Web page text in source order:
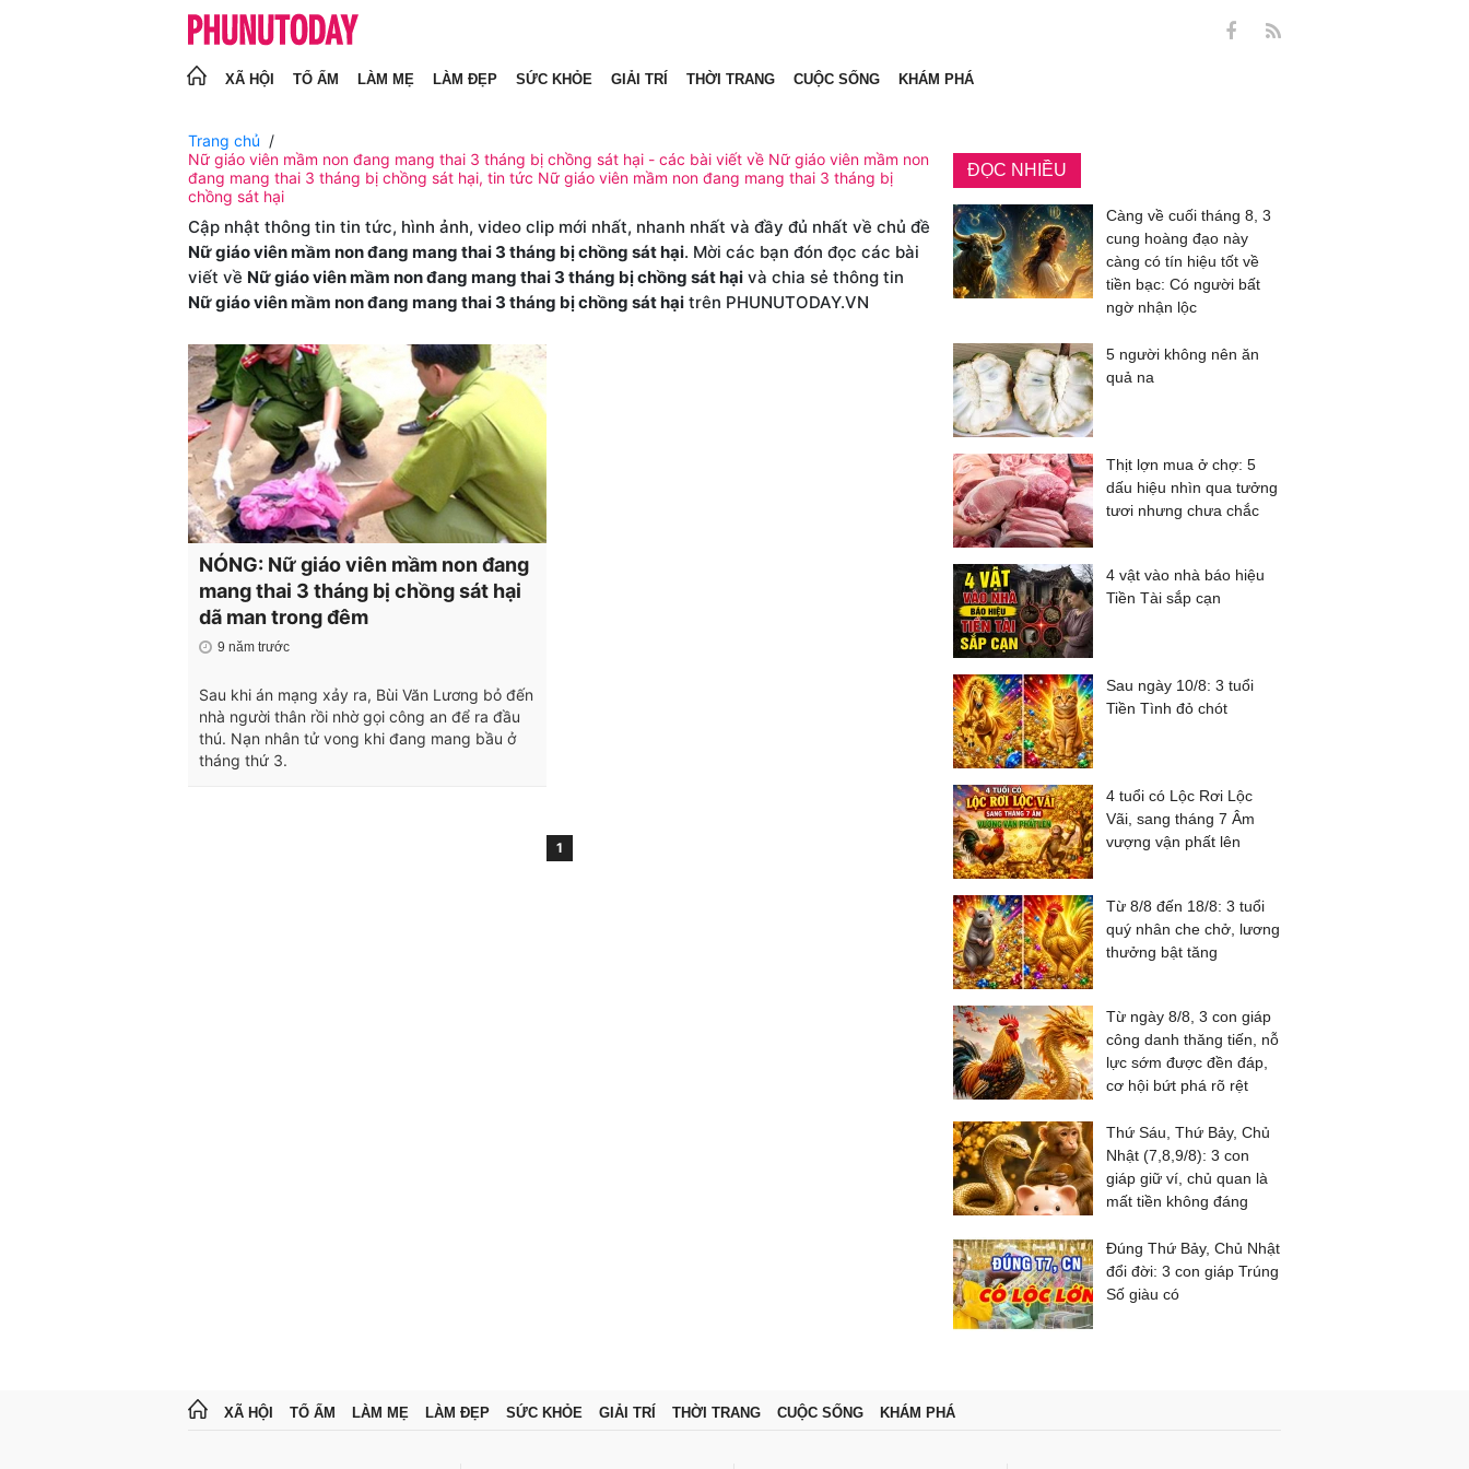
XÃ HỘI TỔ ẤM LÀM MẸ LÀM ĐẸP SỨC KHỎE GIẢI TRÍ THỜI TRANG CUỘC SỐNG KHÁM PHÁ
Trang chủ
Nữ giáo viên mầm non đang mang thai 3 tháng bị chồng sát hại - các bài viết về Nữ giáo viên mầm non
đang mang thai 3 tháng bị chồng sát hại, tin tức Nữ giáo viên mầm non đang mang thai 3 tháng bị
chồng sát hại
Cập nhật thông tin tin tức, hình ảnh, video clip mới nhất, nhanh nhất và đầy đủ nhất về chủ đề
Nữ giáo viên mầm non đang mang thai 3 tháng bị chồng sát hại. Mời các bạn đón đọc các bài
viết về Nữ giáo viên mầm non đang mang thai 3 tháng bị chồng sát hại và chia sẻ thông tin
Nữ giáo viên mầm non đang mang thai 3 tháng bị chồng sát hại trên PHUNUTODAY.VN
NÓNG: Nữ giáo viên mầm non đang
mang thai 3 tháng bị chồng sát hại
dã man trong đêm
9 năm trước
Sau khi án mạng xảy ra, Bùi Văn Lương bỏ đến
nhà người thân rồi nhờ gọi công an để ra đầu
thú. Nạn nhân tử vong khi đang mang bầu ở
tháng thứ 3.
1
ĐỌC NHIỀU
Càng về cuối tháng 8, 3
cung hoàng đạo này
càng có tín hiệu tốt về
tiền bạc: Có người bất
ngờ nhận lộc
5 người không nên ăn
quả na
Thịt lợn mua ở chợ: 5
dấu hiệu nhìn qua tưởng
tươi nhưng chưa chắc
4 vật vào nhà báo hiệu
Tiền Tài sắp cạn
Sau ngày 10/8: 3 tuổi
Tiền Tình đỏ chót
4 tuổi có Lộc Rơi Lộc
Vãi, sang tháng 7 Âm
vượng vận phất lên
Từ 8/8 đến 18/8: 3 tuổi
quý nhân che chở, lương
thưởng bật tăng
Từ ngày 8/8, 3 con giáp
công danh thăng tiến, nỗ
lực sớm được đền đáp,
cơ hội bứt phá rõ rệt
Thứ Sáu, Thứ Bảy, Chủ
Nhật (7,8,9/8): 3 con
giáp giữ ví, chủ quan là
mất tiền không đáng
Đúng Thứ Bảy, Chủ Nhật
đổi đời: 3 con giáp Trúng
Số giàu có
XÃ HỘI TỔ ẤM LÀM MẸ LÀM ĐẸP SỨC KHỎE GIẢI TRÍ THỜI TRANG CUỘC SỐNG KHÁM PHÁ